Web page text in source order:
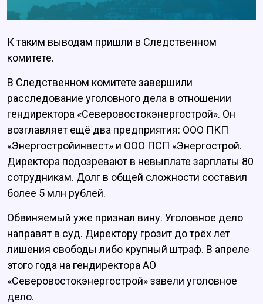
К таким выводам пришли в Следственном
комитете.
В Следственном комитете завершили
расследование уголовного дела в отношении
гендиректора «Северовостокэнергострой». Он
возглавляет ещё два предприятия: ООО ПКП
«Энергостройинвест» и ООО ПСП «Энергострой.
Директора подозревают в невыплате зарплаты 80
сотрудникам. Долг в общей сложности составил
более 5 млн рублей.
Обвиняемый уже признал вину. Уголовное дело
направят в суд. Директору грозит до трёх лет
лишения свободы либо крупный штраф. В апреле
этого года на гендиректора АО
«Северовостокэнергострой» завели уголовное
дело.